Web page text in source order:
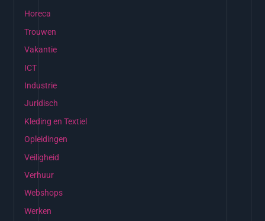
Horeca
Trouwen
Vakantie
ICT
Industrie
Juridisch
Kleding en Textiel
Opleidingen
Veiligheid
Verhuur
Webshops
Werken